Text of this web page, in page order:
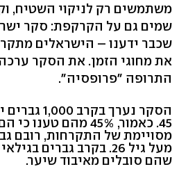
משתמשים רק לניקוי השטיח,
שמים גם על הקרקפת: סקר
שכבר ידענו – הישראלים
התרופה "פרופסיה".
45. כאמור, 45% מהם
מסויימת של התקרחות, רובם
שהם סובלים מאיבוד שיער.